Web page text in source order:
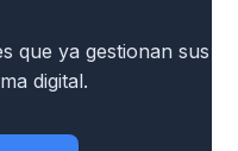
que ya gestionan sus
digital.